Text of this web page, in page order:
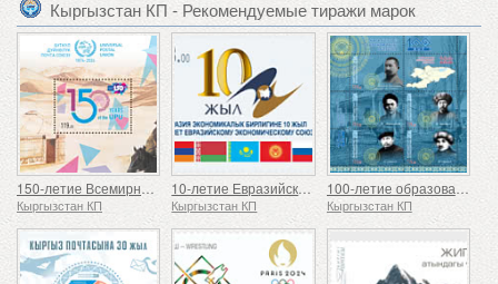
Кыргызстан КП - Рекомендуемые тиражи марок
150-летие Всемирного почтового союза
Кыргызстан КП
10-летие Евразийского экономического союза
Кыргызстан КП
100-летие образования Кара-Киргизской автономной области
Кыргызстан КП